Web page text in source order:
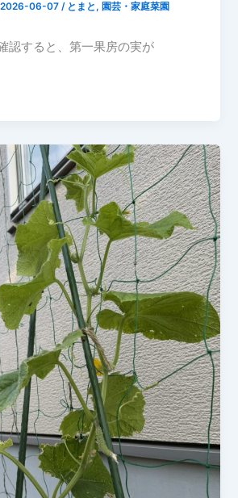
2026-06-07/ とまと , 園芸・家庭菜園
認すると、第一果房の実が